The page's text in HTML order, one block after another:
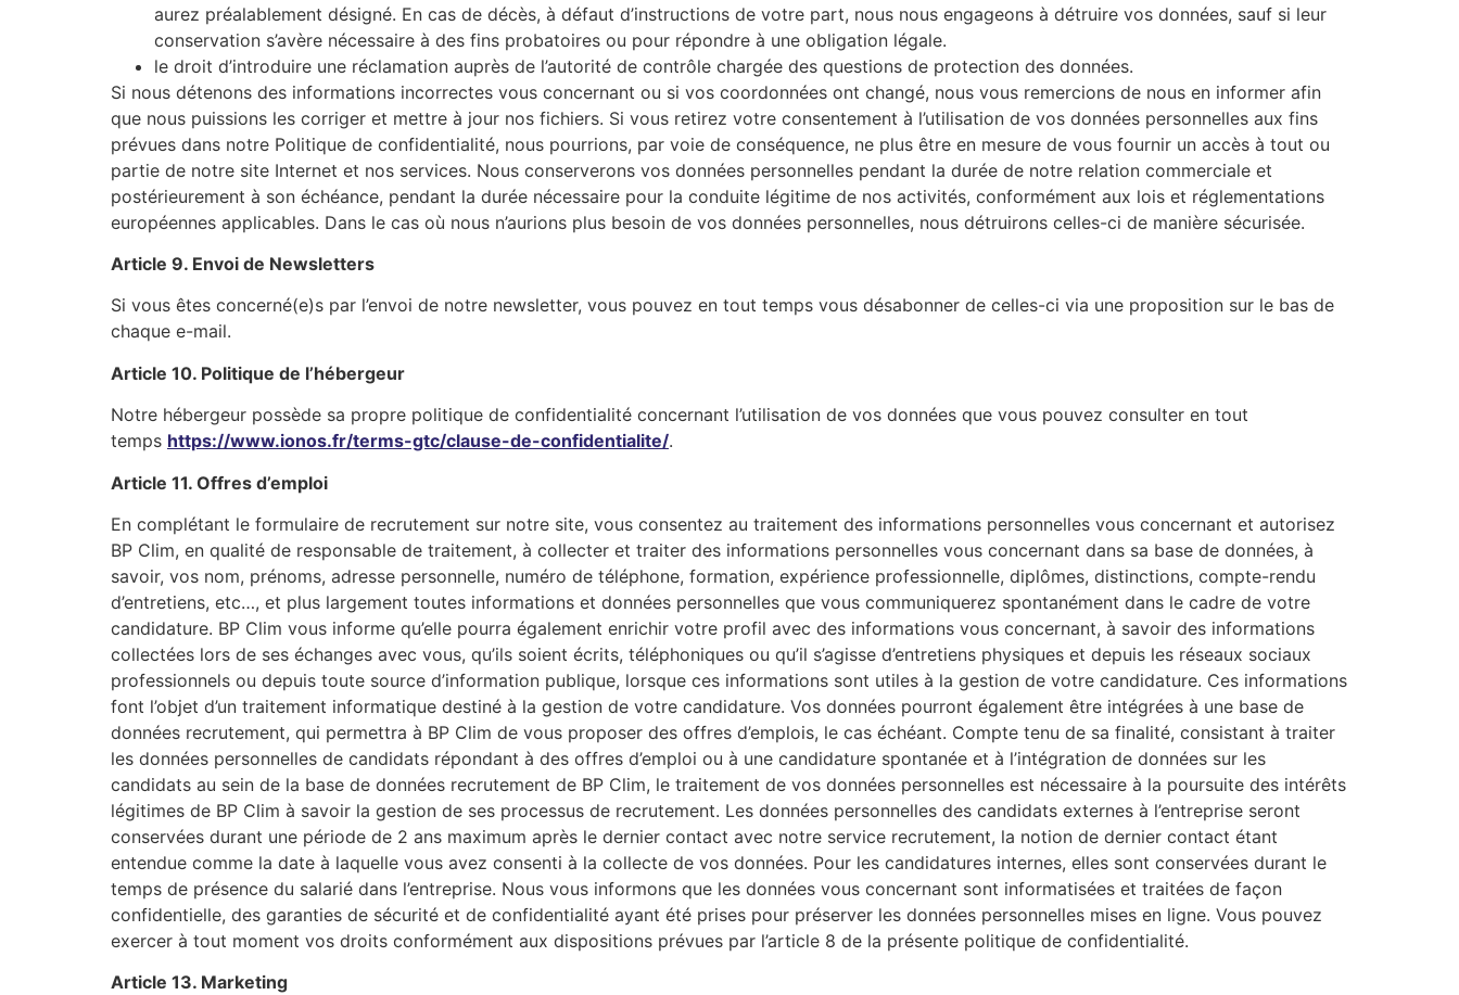
aurez préalablement désigné. En cas de décès, à défaut d’instructions de votre part, nous nous engageons à détruire vos données, sauf si leur
conservation s’avère nécessaire à des fins probatoires ou pour répondre à une obligation légale.
le droit d’introduire une réclamation auprès de l’autorité de contrôle chargée des questions de protection des données.
Si nous détenons des informations incorrectes vous concernant ou si vos coordonnées ont changé, nous vous remercions de nous en informer afin
que nous puissions les corriger et mettre à jour nos fichiers. Si vous retirez votre consentement à l’utilisation de vos données personnelles aux fins
prévues dans notre Politique de confidentialité, nous pourrions, par voie de conséquence, ne plus être en mesure de vous fournir un accès à tout ou
partie de notre site Internet et nos services. Nous conserverons vos données personnelles pendant la durée de notre relation commerciale et
postérieurement à son échéance, pendant la durée nécessaire pour la conduite légitime de nos activités, conformément aux lois et réglementations
européennes applicables. Dans le cas où nous n’aurions plus besoin de vos données personnelles, nous détruirons celles-ci de manière sécurisée.
Article 9. Envoi de Newsletters​
Si vous êtes concerné(e)s par l’envoi de notre newsletter, vous pouvez en tout temps vous désabonner de celles-ci via une proposition sur le bas de
chaque e-mail.​
Article 10. Politique de l’hébergeur
Notre hébergeur possède sa propre politique de confidentialité concernant l’utilisation de vos données que vous pouvez consulter en tout
temps https://www.ionos.fr/terms-gtc/clause-de-confidentialite/.​
Article 11. Offres d’emploi
En complétant le formulaire de recrutement sur notre site, vous consentez au traitement des informations personnelles vous concernant et autorisez
BP Clim, en qualité de responsable de traitement, à collecter et traiter des informations personnelles vous concernant dans sa base de données, à
savoir, vos nom, prénoms, adresse personnelle, numéro de téléphone, formation, expérience professionnelle, diplômes, distinctions, compte-rendu
d’entretiens, etc…, et plus largement toutes informations et données personnelles que vous communiquerez spontanément dans le cadre de votre
candidature. BP Clim vous informe qu’elle pourra également enrichir votre profil avec des informations vous concernant, à savoir des informations
collectées lors de ses échanges avec vous, qu’ils soient écrits, téléphoniques ou qu’il s’agisse d’entretiens physiques et depuis les réseaux sociaux
professionnels ou depuis toute source d’information publique, lorsque ces informations sont utiles à la gestion de votre candidature. Ces informations
font l’objet d’un traitement informatique destiné à la gestion de votre candidature. Vos données pourront également être intégrées à une base de
données recrutement, qui permettra à BP Clim de vous proposer des offres d’emplois, le cas échéant. Compte tenu de sa finalité, consistant à traiter
les données personnelles de candidats répondant à des offres d’emploi ou à une candidature spontanée et à l’intégration de données sur les
candidats au sein de la base de données recrutement de BP Clim, le traitement de vos données personnelles est nécessaire à la poursuite des intérêts
légitimes de BP Clim à savoir la gestion de ses processus de recrutement. Les données personnelles des candidats externes à l’entreprise seront
conservées durant une période de 2 ans maximum après le dernier contact avec notre service recrutement, la notion de dernier contact étant
entendue comme la date à laquelle vous avez consenti à la collecte de vos données. Pour les candidatures internes, elles sont conservées durant le
temps de présence du salarié dans l’entreprise. Nous vous informons que les données vous concernant sont informatisées et traitées de façon
confidentielle, des garanties de sécurité et de confidentialité ayant été prises pour préserver les données personnelles mises en ligne. Vous pouvez
exercer à tout moment vos droits conformément aux dispositions prévues par l’article 8 de la présente politique de confidentialité.
Article 13. Marketing